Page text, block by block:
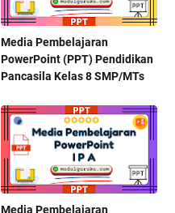
Media Pembelajaran
PowerPoint (PPT) Pendidikan
Pancasila Kelas 8 SMP/MTs
Media Pembelajaran